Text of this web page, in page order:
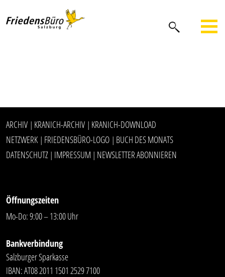
ARCHIV | KRANICH-ARCHIV | KRANICH-DOWNLOAD
NETZWERK | FRIEDENSBÜRO-LOGO | BUCH DES MONATS
DATENSCHUTZ | IMPRESSUM | NEWSLETTER ABONNIEREN
Öffnungszeiten
Mo-Do: 9:00 – 13:00 Uhr
Bankverbindung
Salzburger Sparkasse
IBAN: AT08 2011 1501 2529 7100